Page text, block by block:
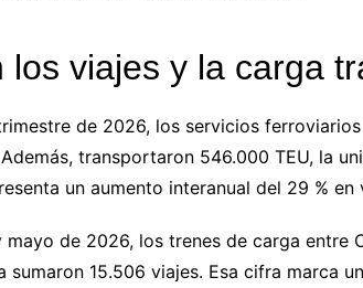
los viajes y la carga
de 2026, los servicios
transportaron 546.000 TEU, la
un aumento interanual del 29 %
mayo de 2026, los trenes de carga entre
sumaron 15.506 viajes. Esa cifra marca